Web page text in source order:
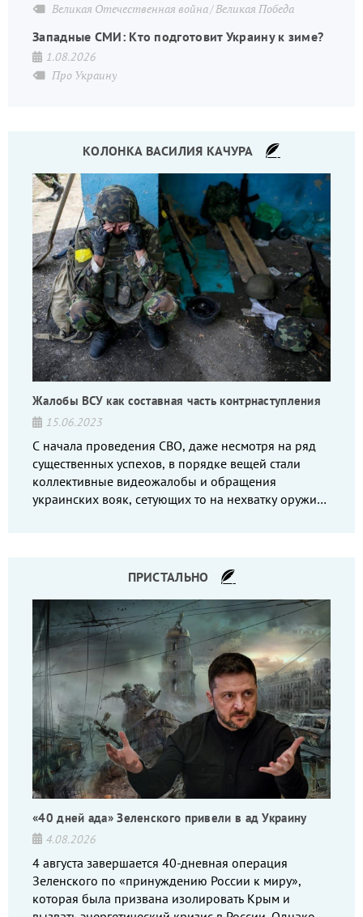
Великая Отечественная война Великая Победа
Западные СМИ: Кто подготовит Украину к зиме?
1.08.2026
Про Украину
КОЛОНКА ВАСИЛИЯ КАЧУРА
Жалобы ВСУ как составная часть контрнаступления
15.06.2023
С начала проведения СВО, даже несмотря на ряд
существенных успехов, в порядке вещей стали
коллективные видеожалобы и обращения
украинских вояк, сетующих то на нехватку оружия,
ПРИСТАЛЬНО
«40 дней ада» Зеленского привели в ад Украину
4.08.2026
4 августа завершается 40-дневная операция
Зеленского по «принуждению России к миру»,
которая была призвана изолировать Крым и